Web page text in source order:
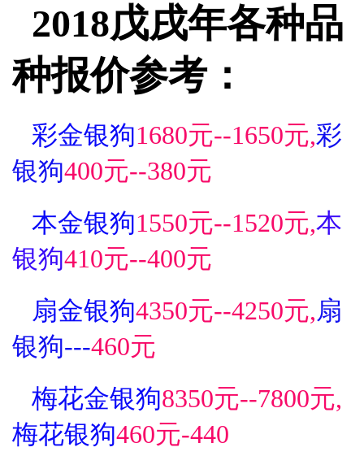
2018戊戌年各种品
种报价参考：
彩金银狗1680元--1650元,彩
银狗400元--380元
本金银狗1550元--1520元,本
银狗410元--400元
扇金银狗4350元--4250元,扇
银狗---460元
梅花金银狗8350元--7800元,
梅花银狗460元-440